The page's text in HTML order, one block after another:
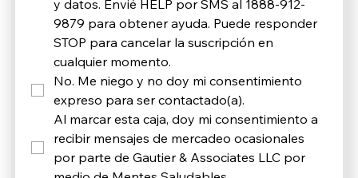
y datos. Envié HELP por SMS al 1888-912-
9879 para obtener ayuda. Puede responder
STOP para cancelar la suscripción en
No. Me niego y no doy mi consentimiento
expreso para ser contactado(a).
Al marcar esta caja, doy mi consentimiento a
recibir mensajes de mercadeo ocasionales
por parte de Gautier & Associates LLC por